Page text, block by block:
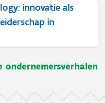
innovatie als
in
ondernemersverhalen